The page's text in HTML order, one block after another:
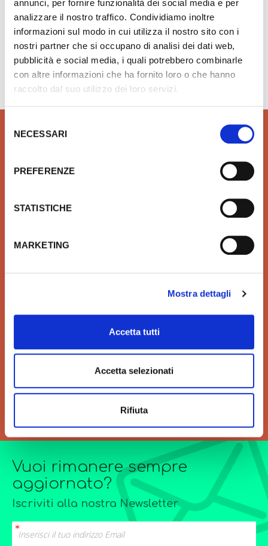
annunci, per fornire funzionalità dei social media e per
analizzare il nostro traffico. Condividiamo inoltre
informazioni sul modo in cui utilizza il nostro sito con i
nostri partner che si occupano di analisi dei dati web,
pubblicità e social media, i quali potrebbero combinarle
con altre informazioni che ha fornito loro o che hanno
raccolto dal suo utilizzo dei loro servizi.
delNECESSARI
PREFERENZE
STATISTICHE
MARKETING
Mostra dettagli
Accetta tutti
Accetta selezionati
Rifiuta
Hai bisogno di aiuto?info@rubinetteria.com
dal Lunedì al Venerdì 8.30 - 12.00 / 13.30 - 18.00
QUALITÀ
arredobagno delle migliori
SICUREZZA
Affidiamo il tuo denaro e la
tua sicurezza a Xpay. Il
la tua tutela.
VELOCITÀ
regalarti un'esperienza unica
GRANDI ORDINI
disposizione per
grandi quantitativi o
forniture particolarmente
Vuoi rimanere sempre
aggiornato?
Iscriviti alla nostra Newsletter